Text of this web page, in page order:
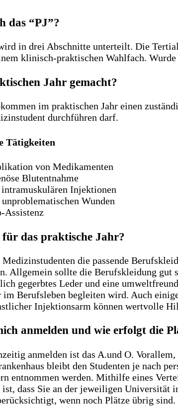
das “PJ”?
in drei Abschnitte unterteilt. Die
klinisch-praktischen Wahlfach.
Jahr gemacht?
im praktischen Jahr einen
durchführen darf.
Tätigkeiten
von Medikamenten
Blutentnahme
intramuskulären Injektionen
Wunden
Assistenz
für das praktische Jahr?
Medizinstudenten die passende
Allgemein sollte die Berufskleidung gut
gegerbtes Leder und eine
im Berufsleben begleiten wird. Auch
Injektionsarm können wertvolle
anmelden und wie erfolgt die
anmelden ist das A.und O.
bleibt den Studenten je nach
entnommen werden. Mithilfe eines
dass Sie an der jeweiligen Universität
wenn noch Plätze übrig sind.